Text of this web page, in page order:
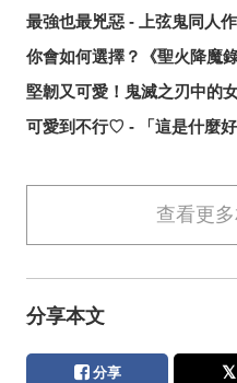
最強也最兇惡 - 上弦鬼同人
你會如何選擇？《聖火降魔
堅韌又可愛！鬼滅之刃中的
可愛到不行♡ - 「這是什麼
查看更
分享本文
分享